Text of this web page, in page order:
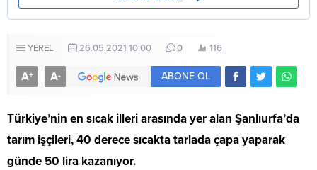
YEREL 26.05.2021 10:00 0 116
A+ A- ABONE OL
Türkiye’nin en sıcak illeri arasında yer alan Şanlıurfa’da
tarım işçileri, 40 derece sıcakta tarlada çapa yaparak
günde 50 lira kazanıyor.